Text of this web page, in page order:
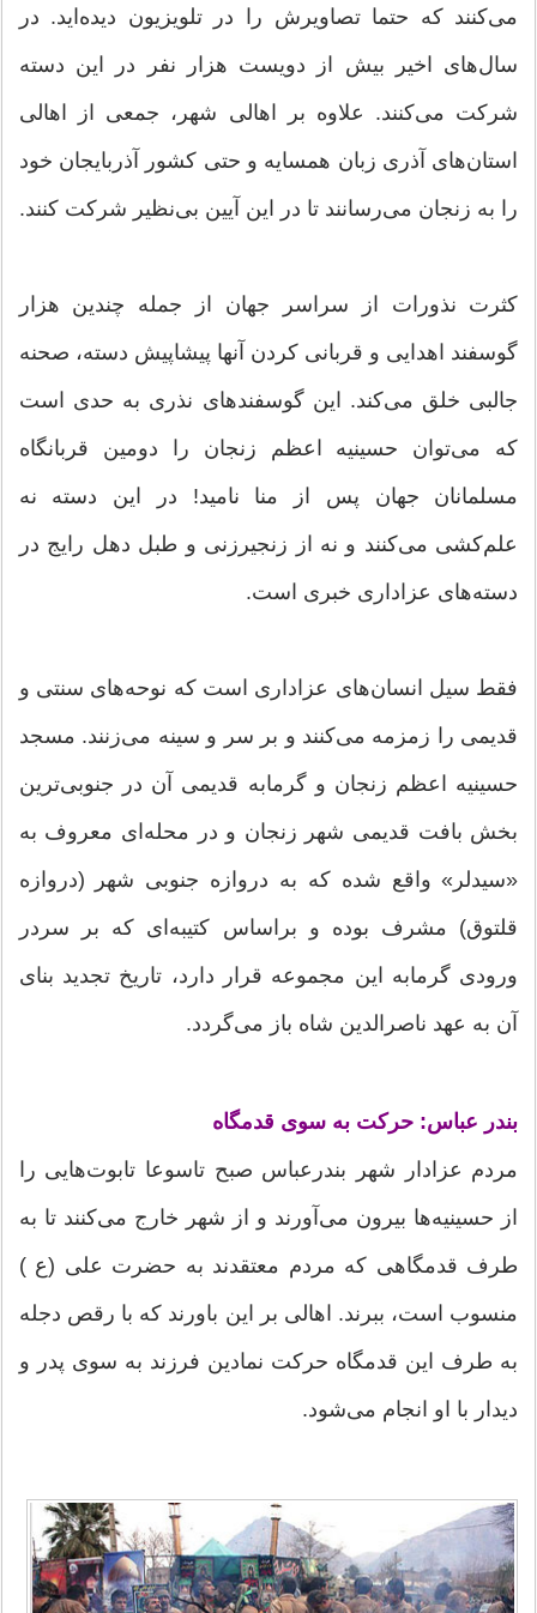
می‌کنند که حتما تصاویرش را در تلویزیون دیده‌اید. در
سال‌های اخیر بیش از دویست هزار نفر در این دسته
شرکت می‌کنند. علاوه بر اهالی شهر، جمعی از اهالی
استان‌های آذری زبان همسایه و حتی کشور آذربایجان خود
را به زنجان می‌رسانند تا در این آیین بی‌نظیر شرکت کنند.
کثرت نذورات از سراسر جهان از جمله چندین هزار
گوسفند اهدایی و قربانی کردن آنها پیشاپیش دسته، صحنه
جالبی خلق می‌کند. این گوسفندهای نذری به حدی است
که می‌توان حسینیه اعظم زنجان را دومین قربانگاه
مسلمانان جهان پس از منا نامید! در این دسته نه
علم‌کشی می‌کنند و نه از زنجیر‌زنی و طبل دهل رایج در
دسته‌های عزاداری خبری است.
فقط سیل انسان‌های عزاداری است که نوحه‌های سنتی و
قدیمی را زمزمه می‌کنند و بر سر و سینه می‌زنند. مسجد
حسینیه اعظم زنجان و گرمابه قدیمی آن در جنوبی‌ترین
بخش بافت قدیمی شهر زنجان و در محله‌ای معروف به
«سیدلر» واقع شده كه به دروازه جنوبی شهر (دروازه
قلتوق) مشرف بوده و براساس كتیبه‌ای كه بر سردر
ورودی گرمابه این مجموعه قرار دارد، تاریخ تجدید بنای
آن به عهد ناصرالدین شاه باز می‌گردد.
بندر عباس: حرکت به سوی قدمگاه
مردم عزادار شهر بندرعباس صبح تاسوعا تابوت‌هایی را
از حسینیه‌ها بیرون می‌آورند و از شهر خارج می‌کنند تا به
طرف قدمگاهی که مردم معتقدند به حضرت علی (ع )
منسوب است، ببرند. اهالی بر این باورند که با رقص دجله
به طرف این قدمگاه حرکت نمادین فرزند به سوی پدر و
دیدار با او انجام می‌شود.